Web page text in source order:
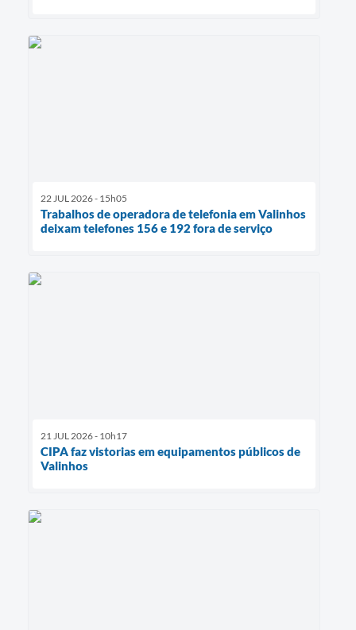
22 JUL 2026 - 15h05
Trabalhos de operadora de telefonia em Valinhos
deixam telefones 156 e 192 fora de serviço
21 JUL 2026 - 10h17
CIPA faz vistorias em equipamentos públicos de
Valinhos